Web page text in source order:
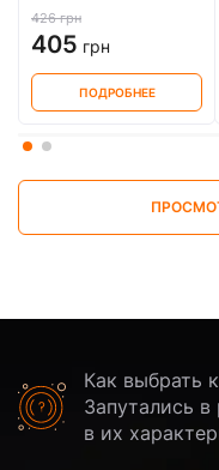
426 грн
405 грн
ПОДРОБНЕЕ
Как выбрать
Запутались
в их